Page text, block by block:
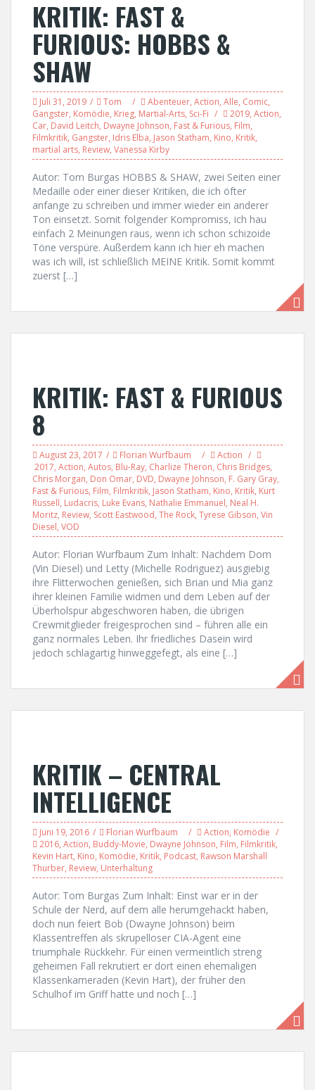
KRITIK: FAST &
FURIOUS: HOBBS &
SHAW
Juli 31, 2019 Tom Abenteuer, Action, Alle, Comic,
Gangster, Komödie, Krieg, Martial-Arts, Sci-Fi 2019, Action,
Car, David Leitch, Dwayne Johnson, Fast & Furious, Film,
Filmkritik, Gangster, Idris Elba, Jason Statham, Kino, Kritik,
martial arts, Review, Vanessa Kirby
Autor: Tom Burgas HOBBS & SHAW, zwei Seiten einer
Medaille oder einer dieser Kritiken, die ich öfter
anfange zu schreiben und immer wieder ein anderer
Ton einsetzt. Somit folgender Kompromiss, ich hau
einfach 2 Meinungen raus, wenn ich schon schizoide
Töne verspüre. Außerdem kann ich hier eh machen
was ich will, ist schließlich MEINE Kritik. Somit kommt
zuerst […]
KRITIK: FAST & FURIOUS
8
August 23, 2017 Florian Wurfbaum
Action
2017, Action, Autos, Blu-Ray, Charlize Theron, Chris Bridges,
Chris Morgan, Don Omar, DVD, Dwayne Johnson, F. Gary Gray,
Fast & Furious, Film, Filmkritik, Jason Statham, Kino, Kritik, Kurt
Russell, Ludacris, Luke Evans, Nathalie Emmanuel, Neal H.
Moritz, Review, Scott Eastwood, The Rock, Tyrese Gibson, Vin
Diesel, VOD
Autor: Florian Wurfbaum Zum Inhalt: Nachdem Dom
(Vin Diesel) und Letty (Michelle Rodriguez) ausgiebig
ihre Flitterwochen genießen, sich Brian und Mia ganz
ihrer kleinen Familie widmen und dem Leben auf der
Überholspur abgeschworen haben, die übrigen
Crewmitglieder freigesprochen sind – führen alle ein
ganz normales Leben. Ihr friedliches Dasein wird
jedoch schlagartig hinweggefegt, als eine […]
KRITIK – CENTRAL
INTELLIGENCE
Juni 19, 2016 Florian Wurfbaum Action, Komödie
2016, Action, Buddy-Movie, Dwayne Johnson, Film, Filmkritik,
Kevin Hart, Kino, Komödie, Kritik, Podcast, Rawson Marshall
Thurber, Review, Unterhaltung
Autor: Tom Burgas Zum Inhalt: Einst war er in der
Schule der Nerd, auf dem alle herumgehackt haben,
doch nun feiert Bob (Dwayne Johnson) beim
Klassentreffen als skrupelloser CIA-Agent eine
triumphale Rückkehr. Für einen vermeintlich streng
geheimen Fall rekrutiert er dort einen ehemaligen
Klassenkameraden (Kevin Hart), der früher den
Schulhof im Griff hatte und noch […]